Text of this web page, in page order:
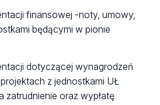
finansowej -noty, umowy,
będącymi w pionie
dotyczącej wynagrodzeń
z jednostkami UŁ
zatrudnienie oraz wypłatę